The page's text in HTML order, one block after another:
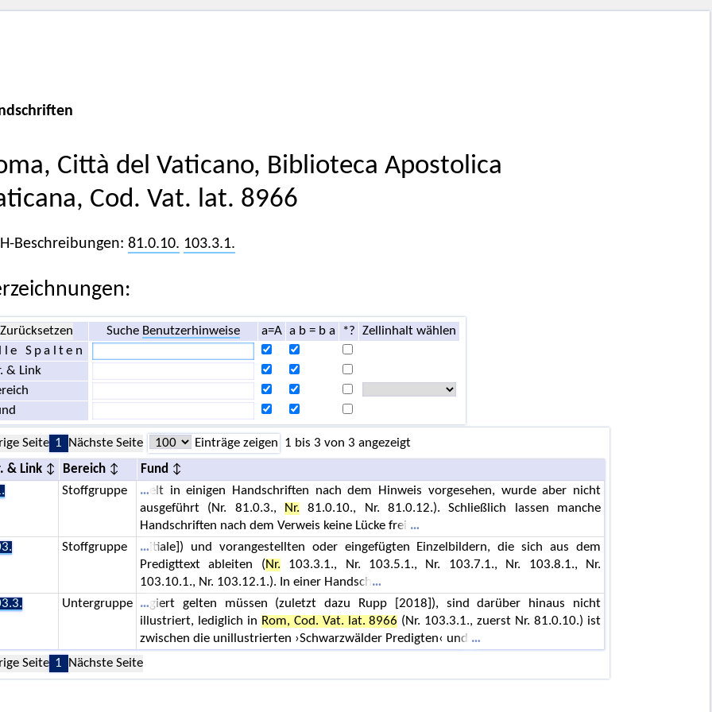
Città del Vaticano, Biblioteca Apostolica
Cod. Vat. lat. 8966
Beschreibungen: 81.0.10. 103.3.1.
Zurücksetzen Suche Benutzerhinweise a=A a b = b a *?
Zellinhalt wählen
Spalten
& Link
Seite 1 Nächste Seite Einträge zeigen 1 bis 3 von 3 angezeigt
& Link Bereich
Fund
Stoffgruppe
elt in einigen Handschriften nach dem Hinweis vorgesehen, wurde aber nicht
ausgeführt (Nr. 81.0.3.,
Nr. 81.0.10., Nr. 81.0.12.). Schließlich lassen manche
Handschriften nach dem Verweis keine Lücke frei
Stoffgruppe
itiale]) und vorangestellten oder eingefügten Einzelbildern, die sich aus dem
Predigttext ableiten (Nr. 103.3.1., Nr. 103.5.1., Nr. 103.7.1., Nr. 103.8.1., Nr.
103.10.1., Nr. 103.12.1.). In einer Handsch
Untergruppe
giert gelten müssen (zuletzt dazu Rupp [2018]), sind darüber hinaus nicht
illustriert, lediglich in Rom, Cod. Vat. lat. 8966 (Nr. 103.3.1., zuerst Nr. 81.0.10.) ist
zwischen die unillustrierten ›Schwarzwälder Predigten‹ und
Seite 1 Nächste Seite